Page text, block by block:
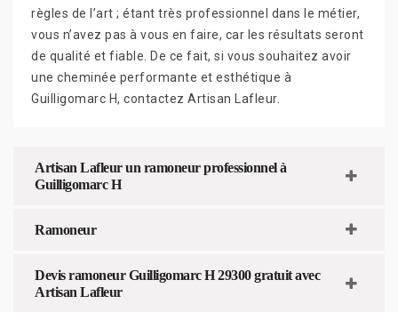
règles de l’art ; étant très professionnel dans le métier,
vous n’avez pas à vous en faire, car les résultats seront
de qualité et fiable. De ce fait, si vous souhaitez avoir
une cheminée performante et esthétique à
Guilligomarc H, contactez Artisan Lafleur.
Artisan Lafleur un ramoneur professionnel à
Guilligomarc H
Ramoneur
Devis ramoneur Guilligomarc H 29300 gratuit avec
Artisan Lafleur